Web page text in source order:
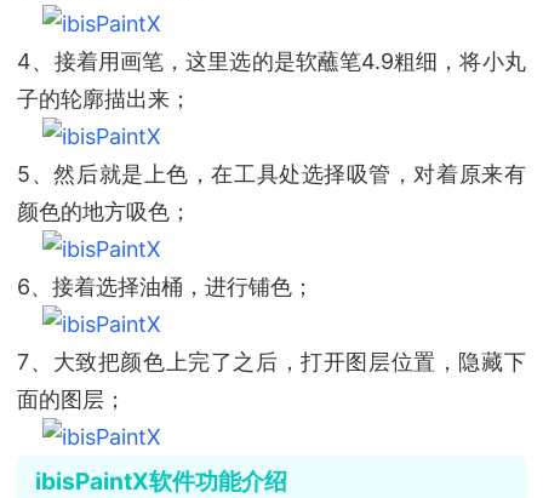
4、接着用画笔，这里选的是软蘸笔4.9粗细，将小丸
子的轮廓描出来；
5、然后就是上色，在工具处选择吸管，对着原来有
颜色的地方吸色；
6、接着选择油桶，进行铺色；
7、大致把颜色上完了之后，打开图层位置，隐藏下
面的图层；
ibisPaintX软件功能介绍